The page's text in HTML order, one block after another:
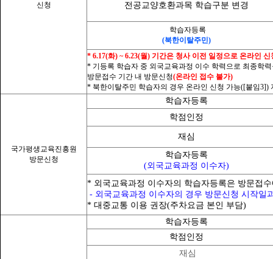
신청
전공교양호환과목 학습구분 변경
학습자등록
(북한이탈주민)
* 6.17(화) ~ 6.23(월) 기간은 청사 이전 일정으로 온라인
* 기등록 학습자 중 외국교육과정 이수 학력으로 최종학
방문접수 기간 내 방문신청(온라인 접수 불가)
* 북한이탈주민 학습자의 경우 온라인 신청 가능([붙임3])
국가평생교육진흥원
방문신청
학습자등록
학점인정
재심
학습자등록
(외국교육과정 이수자)
* 외국교육과정 이수자의 학습자등록은 방문접
- 외국교육과정 이수자의 경우 방문신청 시작
* 대중교통 이용 권장(주차요금 본인 부담)
학습자등록
학점인정
재심